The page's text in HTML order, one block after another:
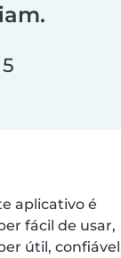
aplicativo é
fácil de usar,
útil,